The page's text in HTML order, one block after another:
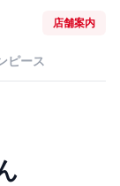
店舗案内
ピース